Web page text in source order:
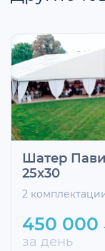
Шатер
25x30
2
450 000
за день